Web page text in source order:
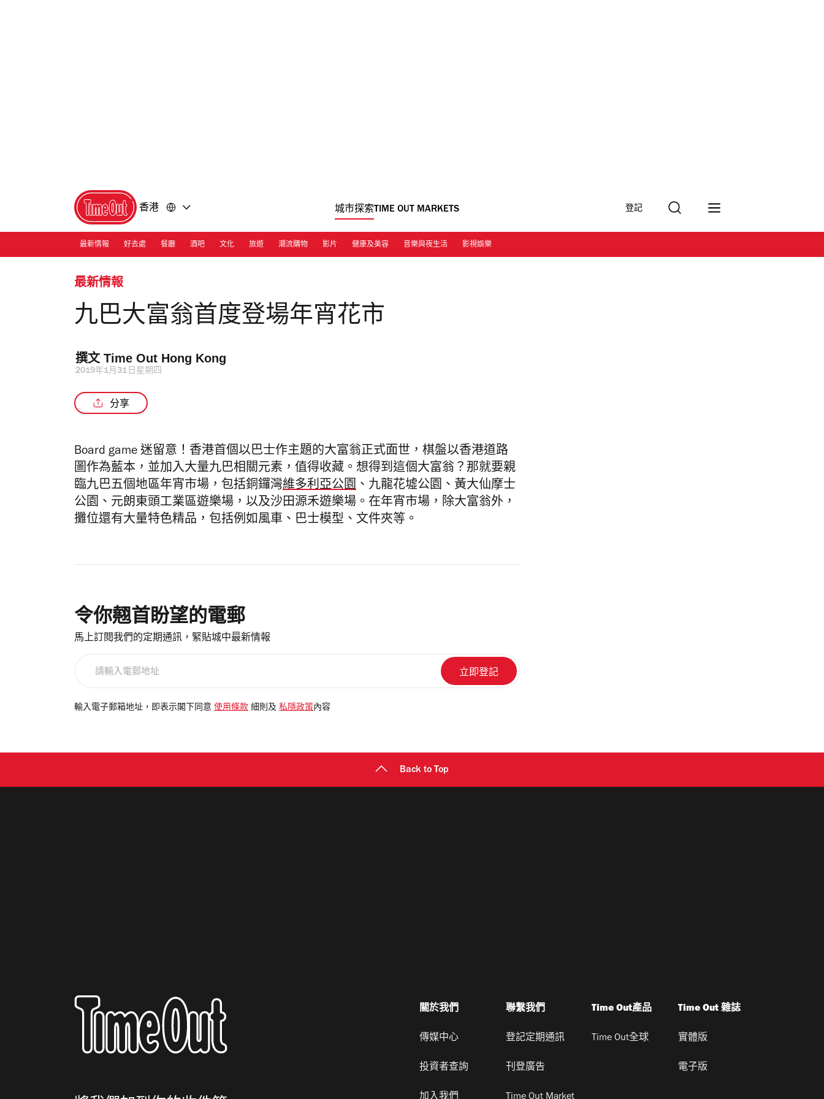
香港 城市探索TIME OUT MARKETS 登記
最新情報 好去處 餐廳 酒吧 文化 旅遊 潮流購物 影片 健康及美容 音樂與夜生活 影視娛樂
最新情報
九巴大富翁首度登場年宵花市
撰文 Time Out Hong Kong
2019年1月31日星期四
分享
Board game 迷留意！香港首個以巴士作主題的大富翁正式面世，棋盤以香港道路
圖作為藍本，並加入大量九巴相關元素，值得收藏。想得到這個大富翁？那就要親
臨九巴五個地區年宵市場，包括銅鑼灣維多利亞公園 、九龍花墟公園、黃大仙摩士
公園、元朗東頭工業區遊樂場，以及沙田源禾遊樂場 。在年宵市場，除大富翁外，
攤位還有大量特色精品，包括例如風車、巴士模型、文件夾等。
令你翹首盼望的電郵
馬上訂閱我們的定期通訊，緊貼城中最新情報
電
輸入電子郵箱地址，即表示閣下同意 使用條款 細則及 私隱政策 內容
Back to Top
關於我們
傳媒中心
投資者查詢
聯繫我們
登記定期通訊
刊登廣告
Time Out產品
Time Out全球
Time Out 雜誌
實體版
電子版